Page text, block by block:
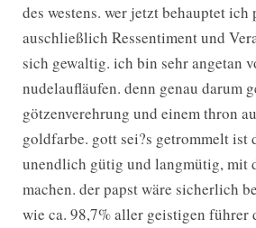
des westens. wer jetzt behauptet
auschließlich Ressentiment und
sich gewaltig. ich bin sehr angetan
nudelaufläufen. denn genau darum
götzenverehrung und einem thron
goldfarbe. gott sei?s getrommelt ist
unendlich gütig und langmütig, mit
machen. der papst wäre sicherlich
wie ca. 98,7% aller geistigen führer